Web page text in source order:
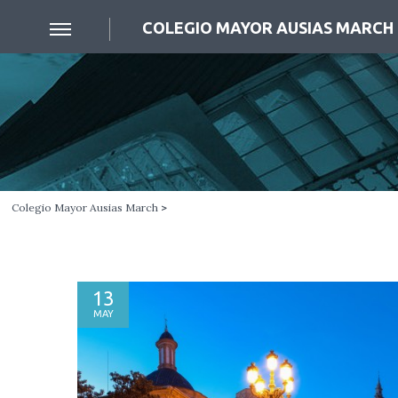
COLEGIO MAYOR AUSIAS MARCH
Colegio Mayor Ausias March >
13
MAY